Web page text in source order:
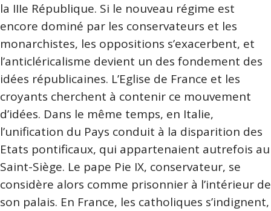
la IIIe République. Si le nouveau régime est
encore dominé par les conservateurs et les
monarchistes, les oppositions s’exacerbent, et
l’anticléricalisme devient un des fondement des
idées républicaines. L’Eglise de France et les
croyants cherchent à contenir ce mouvement
d’idées. Dans le même temps, en Italie,
l’unification du Pays conduit à la disparition des
Etats pontificaux, qui appartenaient autrefois au
Saint-Siège. Le pape Pie IX, conservateur, se
considère alors comme prisonnier à l’intérieur de
son palais. En France, les catholiques s’indignent,